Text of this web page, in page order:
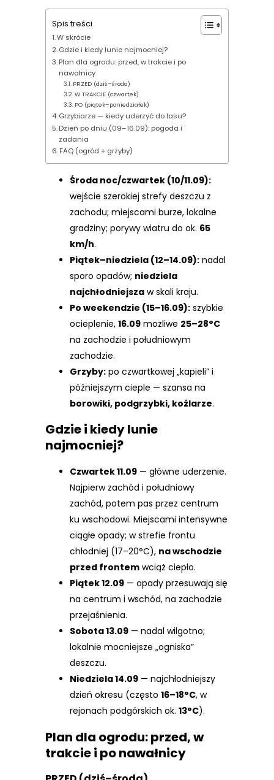
Spis treści
W skrócie
Gdzie i kiedy lunie najmocniej?
Plan dla ogrodu: przed, w trakcie i po
nawałnicy
PRZED (dziś–środa)
W TRAKCIE (czwartek)
PO (piątek–poniedziałek)
Grzybiarze — kiedy uderzyć do lasu?
Dzień po dniu (09–16.09): pogoda i
zadania
FAQ (ogród + grzyby)
Środa noc/czwartek (10/11.09):
wejście szerokiej strefy deszczu z
zachodu; miejscami burze, lokalne
gradziny; porywy wiatru do ok. 65
km/h.
Piątek–niedziela (12–14.09): nadal
sporo opadów; niedziela
najchłodniejsza w skali kraju.
Po weekendzie (15–16.09): szybkie
ocieplenie, 16.09 możliwe 25–28°C
na zachodzie i południowym
zachodzie.
Grzyby: po czwartkowej „kapieli” i
późniejszym cieple — szansa na
borowiki, podgrzybki, koźlarze.
Gdzie i kiedy lunie
najmocniej?
Czwartek 11.09 — główne uderzenie.
Najpierw zachód i południowy
zachód, potem pas przez centrum
ku wschodowi. Miejscami intensywne
ciągłe opady; w strefie frontu
chłodniej (17–20°C), na wschodzie
przed frontem wciąż ciepło.
Piątek 12.09 — opady przesuwają się
na centrum i wschód, na zachodzie
przejaśnienia.
Sobota 13.09 — nadal wilgotno;
lokalnie mocniejsze „ogniska”
deszczu.
Niedziela 14.09 — najchłodniejszy
dzień okresu (często 16–18°C, w
rejonach podgórskich ok. 13°C).
Plan dla ogrodu: przed, w
trakcie i po nawałnicy